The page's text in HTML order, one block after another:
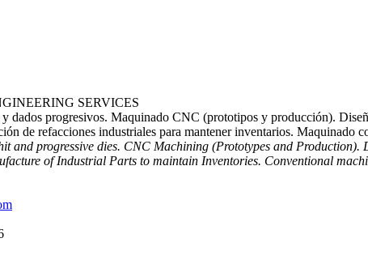
SERVICES
dados progresivos. Maquinado CNC (prototipos y producción).
de refacciones industriales para mantener inventarios. Maquinado
and progressive dies. CNC Machining (Prototypes and
of Industrial Parts to maintain Inventories. Conventional